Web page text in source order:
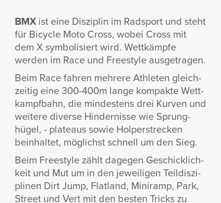
BMX ist eine Diszi­plin im Radsport und steht
für Bicycle Moto Cross, wobei Cross mit
dem X symbo­li­siert wird. Wett­kämpfe
werden im Race und Free­style ausge­tragen.
Beim Race fahren mehrere Athleten gleich­
zeitig eine 300-400m lange kompakte Wett­
kampf­bahn, die mindes­tens drei Kurven und
weitere diverse Hinder­nisse wie Sprung­
hügel, - plateaus sowie Holper­stre­cken
beinhaltet, möglichst schnell um den Sieg.
Beim Free­style zählt dagegen Geschick­lich­
keit und Mut um in den jewei­ligen Teil­dis­zi­
plinen Dirt Jump, Flat­land, Mini­ramp, Park,
Street und Vert mit den besten Tricks zu